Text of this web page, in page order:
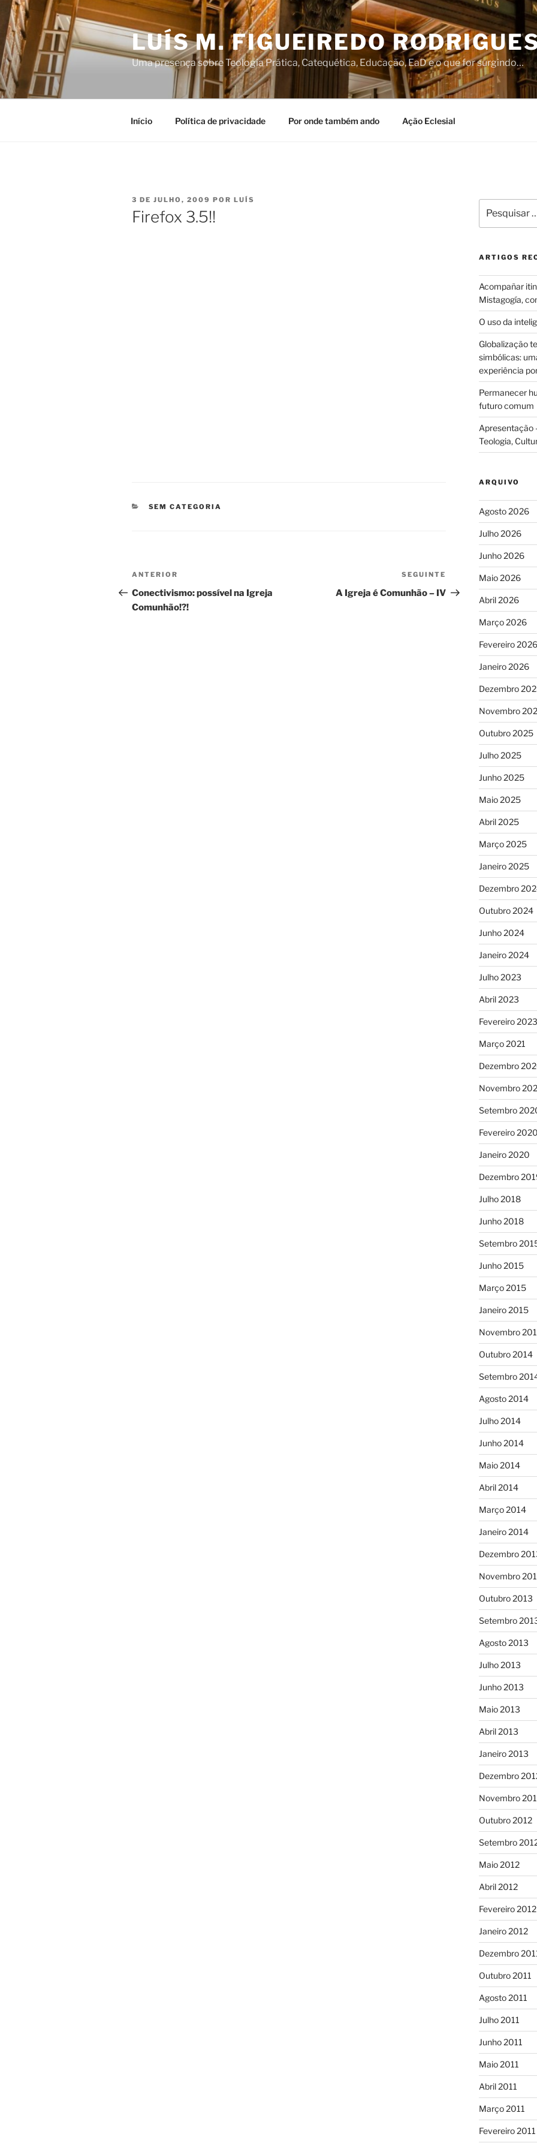
Saltar
para
conteúdo
LUÍS M. FIGUEIREDO
Uma presença sobre Teologia Prática, Catequética, Educação, EaD e o que for surgindo…
Início Política de privacidade Por onde também ando Ação Eclesial
PUBLICADO
EM
3 DE JULHO, 2009 POR LUÍS
Firefox 3.5!!
CATEGORIAS
SEM CATEGORIA
Navegação
de
artigos
Conteúdo
anterior
ANTERIOR
Conectivismo: possível na Igreja
Comunhão!?!
Conteúdo
seguinte
SEGUINTE
A Igreja é Comunhão – IV
por:
ARTIGOS
Acompañar
Mistagogía,
O uso da
Globalização
simbólicas:
experiência
Permanecer
futuro comum
Apresentação
Teologia,
ARQUIVO
Agosto 2026
Julho 2026
Junho 2026
Maio 2026
Abril 2026
Março 2026
Fevereiro 2026
Janeiro 2026
Dezembro
Novembro
Outubro 2025
Julho 2025
Junho 2025
Maio 2025
Abril 2025
Março 2025
Janeiro 2025
Dezembro
Outubro 2024
Junho 2024
Janeiro 2024
Julho 2023
Abril 2023
Fevereiro 2023
Março 2021
Dezembro
Novembro
Setembro
Fevereiro 2020
Janeiro 2020
Dezembro
Julho 2018
Junho 2018
Setembro
Junho 2015
Março 2015
Janeiro 2015
Novembro
Outubro 2014
Setembro
Agosto 2014
Julho 2014
Junho 2014
Maio 2014
Abril 2014
Março 2014
Janeiro 2014
Dezembro
Novembro
Outubro 2013
Setembro
Agosto 2013
Julho 2013
Junho 2013
Maio 2013
Abril 2013
Janeiro 2013
Dezembro
Novembro
Outubro 2012
Setembro
Maio 2012
Abril 2012
Fevereiro 2012
Janeiro 2012
Dezembro
Outubro 2011
Agosto 2011
Julho 2011
Junho 2011
Maio 2011
Abril 2011
Março 2011
Fevereiro 2011